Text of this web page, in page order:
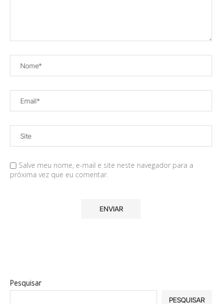
Salve meu nome, e-mail e site neste navegador para a
próxima vez que eu comentar.
Pesquisar
PESQUISAR